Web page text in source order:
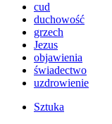
cud
duchowość
grzech
Jezus
objawienia
świadectwo
uzdrowienie
Sztuka